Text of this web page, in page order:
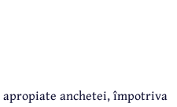
apropiate anchetei, împotriva